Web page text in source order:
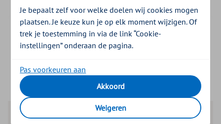
Koninklijke Bouwend Nederland
Je bepaalt zelf voor welke doelen wij cookies mogen
plaatsen. Je keuze kun je op elk moment wijzigen. Of
trek je toestemming in via de link “Cookie-
instellingen” onderaan de pagina.
Pas voorkeuren aan
Akkoord
Weigeren